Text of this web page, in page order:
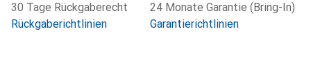
30 Tage Rückgaberecht
Rückgaberichtlinien
24 Monate Garantie (Bring-In)
Garantierichtlinien